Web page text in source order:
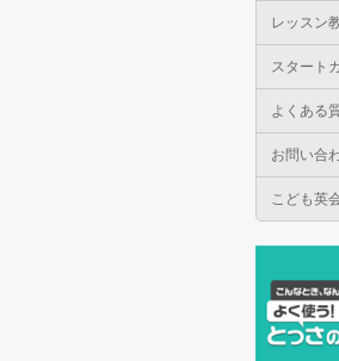
レッスン
スタート
よくある
お問い合
こども英